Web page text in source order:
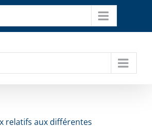
relatifs aux différentes